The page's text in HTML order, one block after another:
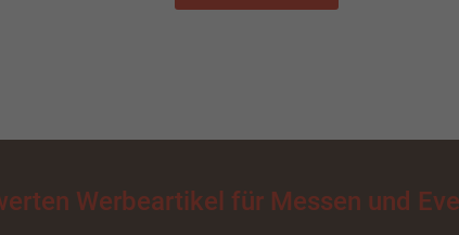
Werbeartikel für Messen und